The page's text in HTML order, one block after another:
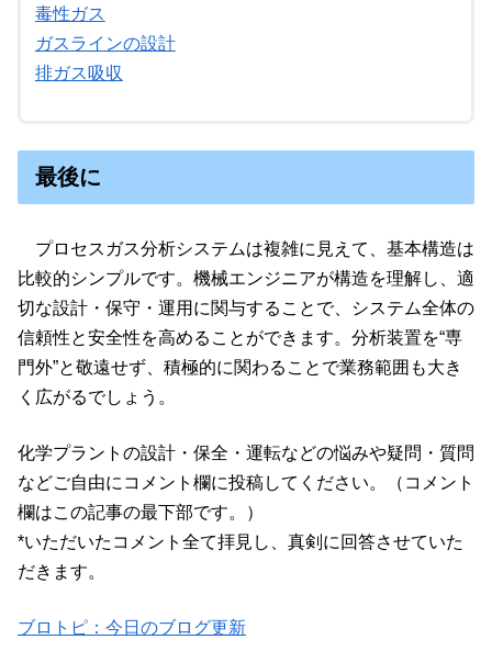
毒性ガス
ガスラインの設計
排ガス吸収
最後に
プロセスガス分析システムは複雑に見えて、基本構造は
比較的シンプルです。機械エンジニアが構造を理解し、適
切な設計・保守・運用に関与することで、システム全体の
信頼性と安全性を高めることができます。分析装置を“専
門外”と敬遠せず、積極的に関わることで業務範囲も大き
く広がるでしょう。
化学プラントの設計・保全・運転などの悩みや疑問・質問
などご自由にコメント欄に投稿してください。（コメント
欄はこの記事の最下部です。）
*いただいたコメント全て拝見し、真剣に回答させていた
だきます。
ブロトピ：今日のブログ更新